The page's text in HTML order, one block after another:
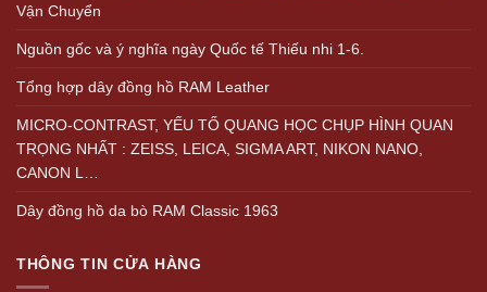
Vận Chuyển
Nguồn gốc và ý nghĩa ngày Quốc tế Thiếu nhi 1-6.
Tổng hợp dây đồng hồ RAM Leather
MICRO-CONTRAST, YẾU TỐ QUANG HỌC CHỤP HÌNH QUAN
TRỌNG NHẤT : ZEISS, LEICA, SIGMA ART, NIKON NANO,
CANON L…
Dây đồng hồ da bò RAM Classic 1963
THÔNG TIN CỬA HÀNG